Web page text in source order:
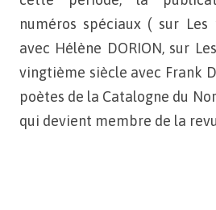
numéros spéciaux ( sur Les
avec Hélène DORION, sur
vingtième siècle avec Frank
poètes de la Catalogne du
qui devient membre de la